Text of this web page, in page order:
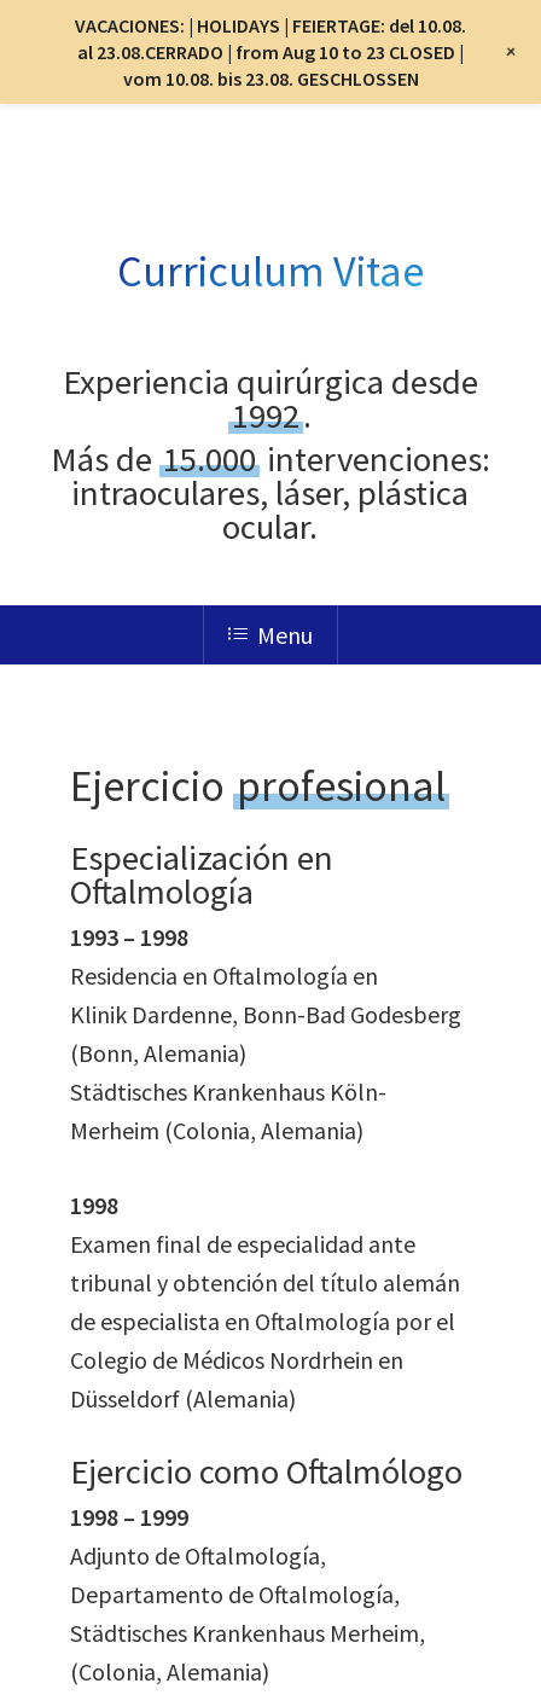
Curriculum Vitae
Experiencia quirúrgica desde
1992.
Más de 15.000intervenciones:
intraoculares, láser, plástica
ocular.
Menu
Ejercicioprofesional
Especialización en
Oftalmología
1993 – 1998
Residencia en Oftalmología en
Klinik Dardenne, Bonn-Bad Godesberg
(Bonn, Alemania)
Städtisches Krankenhaus Köln-
Merheim (Colonia, Alemania)
1998
Examen final de especialidad ante
tribunal y obtención del título alemán
de especialista en Oftalmología por el
Colegio de Médicos Nordrhein en
Düsseldorf (Alemania)
Ejercicio como Oftalmólogo
1998 – 1999
Adjunto de Oftalmología,
Departamento de Oftalmología,
Städtisches Krankenhaus Merheim,
(Colonia, Alemania)
VACACIONES: | HOLIDAYS | FEIERTAGE: del 10.08.
al 23.08.CERRADO | from Aug 10 to 23 CLOSED |
vom 10.08. bis 23.08. GESCHLOSSEN
+